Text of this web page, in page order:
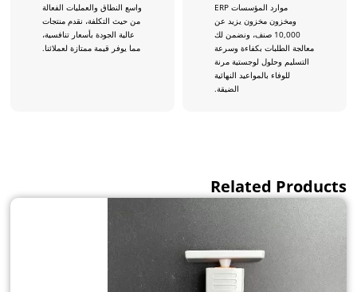
موارد المؤسسات ERP
ومخزون مخزون يزيد عن
10,000 صنف، ونضمن لك
معالجة الطلبات بكفاءة وسرعة
التسليم وحلول لوجستية مرنة
للوفاء بالمواعيد النهائية
الضيقة.
واسع النطاق والعمليات الفعالة
من حيث التكلفة، نقدم منتجات
عالية الجودة بأسعار تنافسية،
مما يوفر قيمة ممتازة لعملائنا.
Related Products